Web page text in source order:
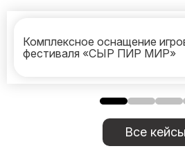
Комплексное оснащение
фестиваля «СЫР ПИР МИР»
Все кейсы